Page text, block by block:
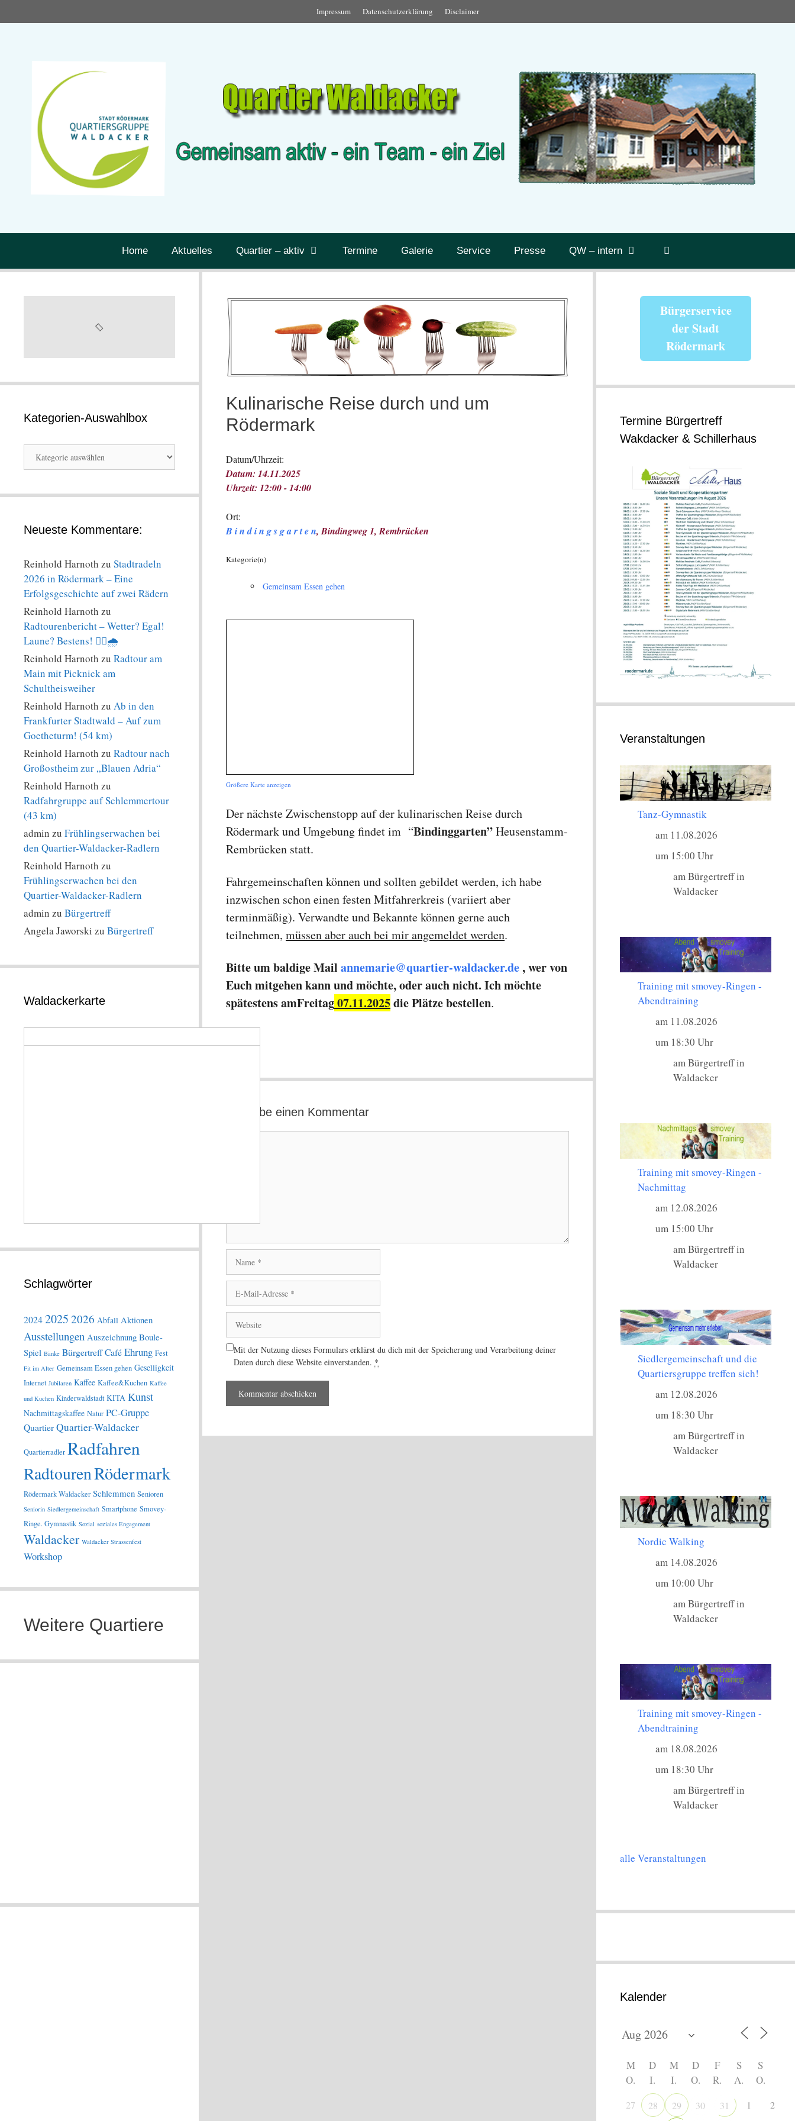
Impressum Datenschutzerklärung Disclaimer
Home Aktuelles Quartier – aktiv Termine Galerie Service Presse QW – intern
Kulinarische Reise durch und um
Rödermark
Datum/Uhrzeit:
Datum: 14.11.2025
Uhrzeit: 12:00 - 14:00
Ort:
B i n d i n g s g a r t e n, Bindingweg 1, Rembrücken
Kategorie(n)
Gemeinsam Essen gehen
Größere Karte anzeigen
Der nächste Zwischenstopp auf der kulinarischen Reise durch
Rödermark und Umgebung findet im “Bindinggarten”Heusenstamm-
Rembrücken statt.
Fahrgemeinschaften können und sollten gebildet werden, ich habe
inzwischen schon einen festen Mitfahrerkreis (variiert aber
terminmäßig). Verwandte und Bekannte können gerne auch
teilnehmen, müssen aber auch bei mir angemeldet werden.
Bitte um baldige Mail annemarie@quartier-waldacker.de, wer von
Euch mitgehen kann und möchte, oder auch nicht. Ich möchte
spätestens amFreitag07.11.2025die Plätze bestellen.
Schreibe einen Kommentar
Mail-
Adresse
Mit der Nutzung dieses Formulars erklärst du dich mit der Speicherung und Verarbeitung deiner
Daten durch diese Website einverstanden. *
Kategorien-Auswahlbox
Kategorien-
Auswahlbox
Neueste Kommentare:
Reinhold Harnoth zu Stadtradeln
2026 in Rödermark – Eine
Erfolgsgeschichte auf zwei Rädern
Reinhold Harnoth zu
Radtourenbericht – Wetter? Egal!
Laune? Bestens! 🚴‍♀️🌧️
Reinhold Harnoth zu Radtour am
Main mit Picknick am
Schultheisweiher
Reinhold Harnoth zu Ab in den
Frankfurter Stadtwald – Auf zum
Goetheturm! (54 km)
Reinhold Harnoth zu Radtour nach
Großostheim zur „Blauen Adria“
Reinhold Harnoth zu
Radfahrgruppe auf Schlemmertour
(43 km)
admin zu Frühlingserwachen bei
den Quartier-Waldacker-Radlern
Reinhold Harnoth zu
Frühlingserwachen bei den
Quartier-Waldacker-Radlern
admin zu Bürgertreff
Angela Jaworski zu Bürgertreff
Waldackerkarte
Schlagwörter
20242025 2026 Abfall Aktionen
Ausstellungen Auszeichnung Boule-
Spiel Bänke BürgertreffCaféEhrung Fest
Fit im Alter Gemeinsam Essen gehen Geselligkeit
Internet Jubilaren Kaffee Kaffee&Kuchen Kaffee
und Kuchen Kinderwaldstadt KITA Kunst
Nachmittagskaffee Natur PC-Gruppe
QuartierQuartier-Waldacker
Quartierradler Radfahren
RadtourenRödermark
Rödermark Waldacker Schlemmen Senioren
Seniorin Siedlergemeinschaft Smartphone Smovey-
Ringe. Gymnastik Sozial soziales Engagement
Waldacker Waldacker Strassenfest
Workshop
Weitere Quartiere
Bürgerservice
der Stadt
Rödermark
Termine Bürgertreff
Wakdacker & Schillerhaus
Veranstaltungen
Tanz-Gymnastik
am 11.08.2026
um 15:00 Uhr
am Bürgertreff in
Waldacker
Training mit smovey-Ringen -
Abendtraining
am 11.08.2026
um 18:30 Uhr
am Bürgertreff in
Waldacker
Training mit smovey-Ringen -
Nachmittag
am 12.08.2026
um 15:00 Uhr
am Bürgertreff in
Waldacker
Siedlergemeinschaft und die
Quartiersgruppe treffen sich!
am 12.08.2026
um 18:30 Uhr
am Bürgertreff in
Waldacker
Nordic Walking
am 14.08.2026
um 10:00 Uhr
am Bürgertreff in
Waldacker
Training mit smovey-Ringen -
Abendtraining
am 18.08.2026
um 18:30 Uhr
am Bürgertreff in
Waldacker
alle Veranstaltungen
Kalender
M
O.
D
I.
M
I.
D
O.
F
R.
S
A.
S
O.
27 28 29 30 31 1 2